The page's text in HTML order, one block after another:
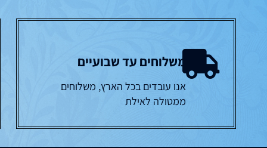
משלוחים עד שבועיים
אנו עובדים בכל הארץ, משלוחים
ממטולה לאילת